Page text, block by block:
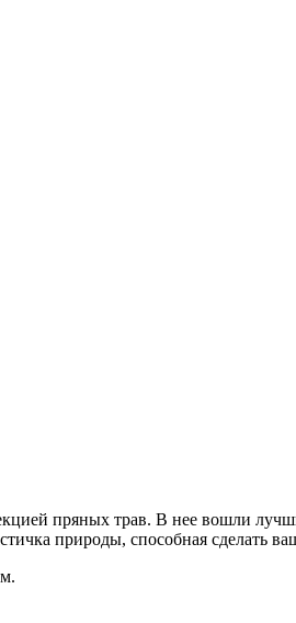
пряных трав. В нее вошли
природы, способная сделать